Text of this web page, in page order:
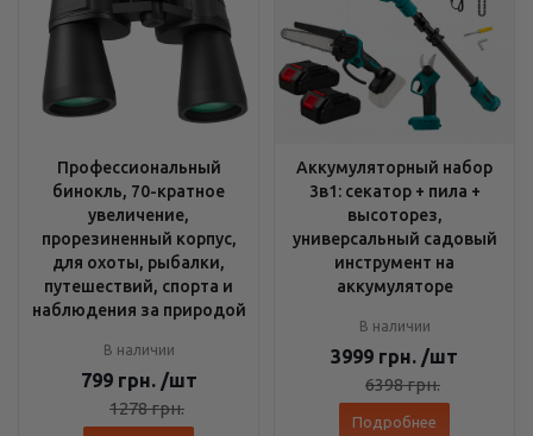
Профессиональный
бинокль, 70-кратное
увеличение,
прорезиненный корпус,
для охоты, рыбалки,
путешествий, спорта и
наблюдения за природой
В наличии
799 грн. /шт
1278грн.
Аккумуляторный набор
3в1: секатор + пила +
высоторез,
универсальный садовый
инструмент на
аккумуляторе
В наличии
3999 грн. /шт
6398грн.
Подробнее